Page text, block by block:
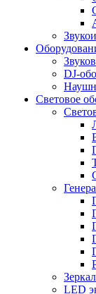
DJ-
Световое
LED